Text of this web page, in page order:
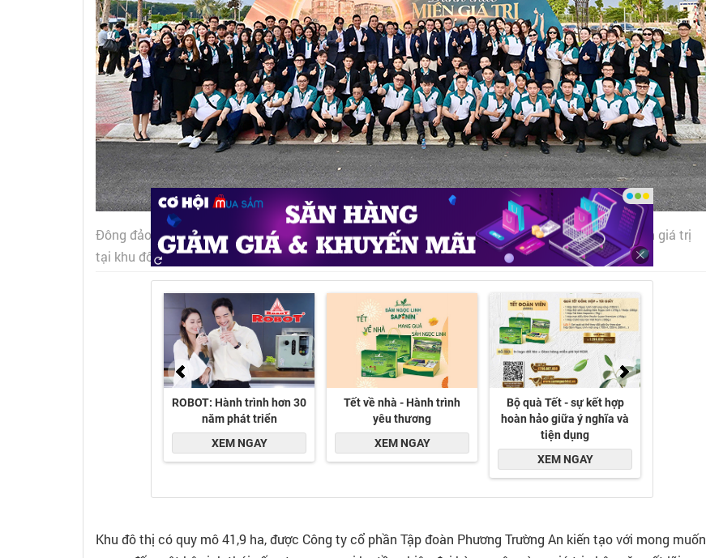
Đông đảo chuyên viên kinh doanh hội ngộ tại sự kiện Hành trình về phương Bắc - Đánh thức miền giá trị
tại khu đô thị Bắc Sài Gòn - Ảnh: DNCC
Khu đô thị có quy mô 41,9 ha, được Công ty cổ phần Tập đoàn Phương Trường An kiến tạo với mong muốn